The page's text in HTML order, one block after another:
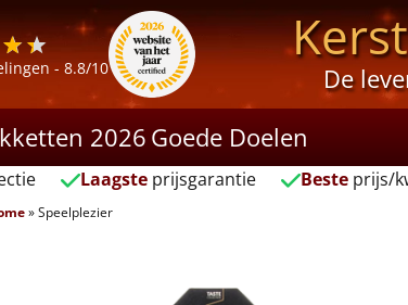
- 8.8/10
De
2026Goede Doelen
Laagsteprijsgarantie Besteprijs/
»Speelplezier